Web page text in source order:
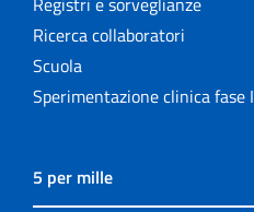
Ricerca collaboratori
Scuola
Sperimentazione clinica fase I
5 per mille